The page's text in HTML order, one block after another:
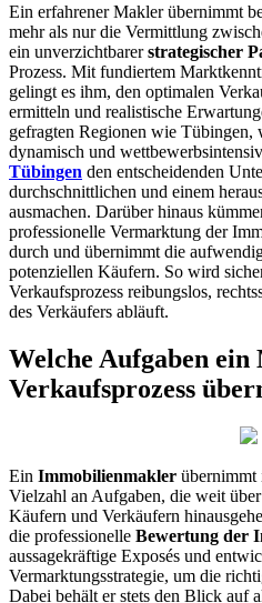
Ein erfahrener Makler übernimmt
mehr als nur die Vermittlung
ein unverzichtbarerstrategischer
Prozess. Mit fundiertem
gelingt es ihm, den optimalen
ermitteln und realistische
gefragten Regionen wie
dynamisch und
Tübingen den entscheidenden
durchschnittlichen und einem
ausmachen. Darüber hinaus
professionelle Vermarktung der
durch und übernimmt die
potenziellen Käufern. So wird
Verkaufsprozess reibungslos,
des Verkäufers abläuft.
Welche Aufgaben
Verkaufsprozess
Ein Immobilienmakler übernimmt
Vielzahl an Aufgaben, die weit
Käufern und Verkäufern
die professionelle Bewertung der
aussagekräftige Exposés und
Vermarktungsstrategie, um die
Dabei behält er stets den Blick auf